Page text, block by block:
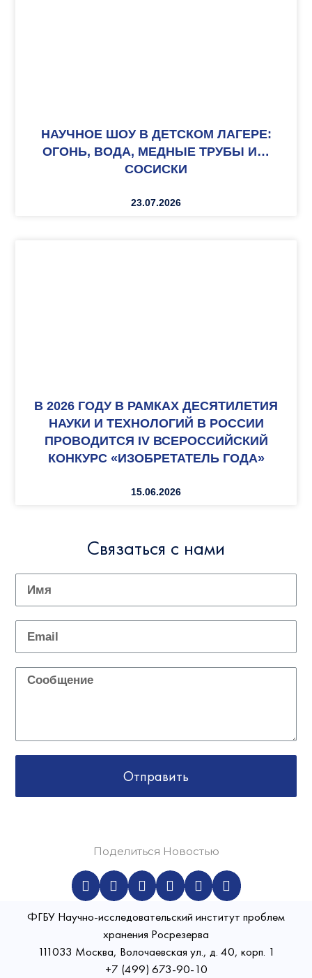
НАУЧНОЕ ШОУ В ДЕТСКОМ ЛАГЕРЕ:
ОГОНЬ, ВОДА, МЕДНЫЕ ТРУБЫ И…
СОСИСКИ
23.07.2026
В 2026 ГОДУ В РАМКАХ ДЕСЯТИЛЕТИЯ
НАУКИ И ТЕХНОЛОГИЙ В РОССИИ
ПРОВОДИТСЯ IV ВСЕРОССИЙСКИЙ
КОНКУРС «ИЗОБРЕТАТЕЛЬ ГОДА»
15.06.2026
Связаться с нами
Отправить
Поделиться Новостью
ФГБУ Научно-исследовательский институт проблем
хранения Росрезерва​
111033 Москва, Волочаевская ул., д. 40, корп. 1
+7 (499) 673-90-10